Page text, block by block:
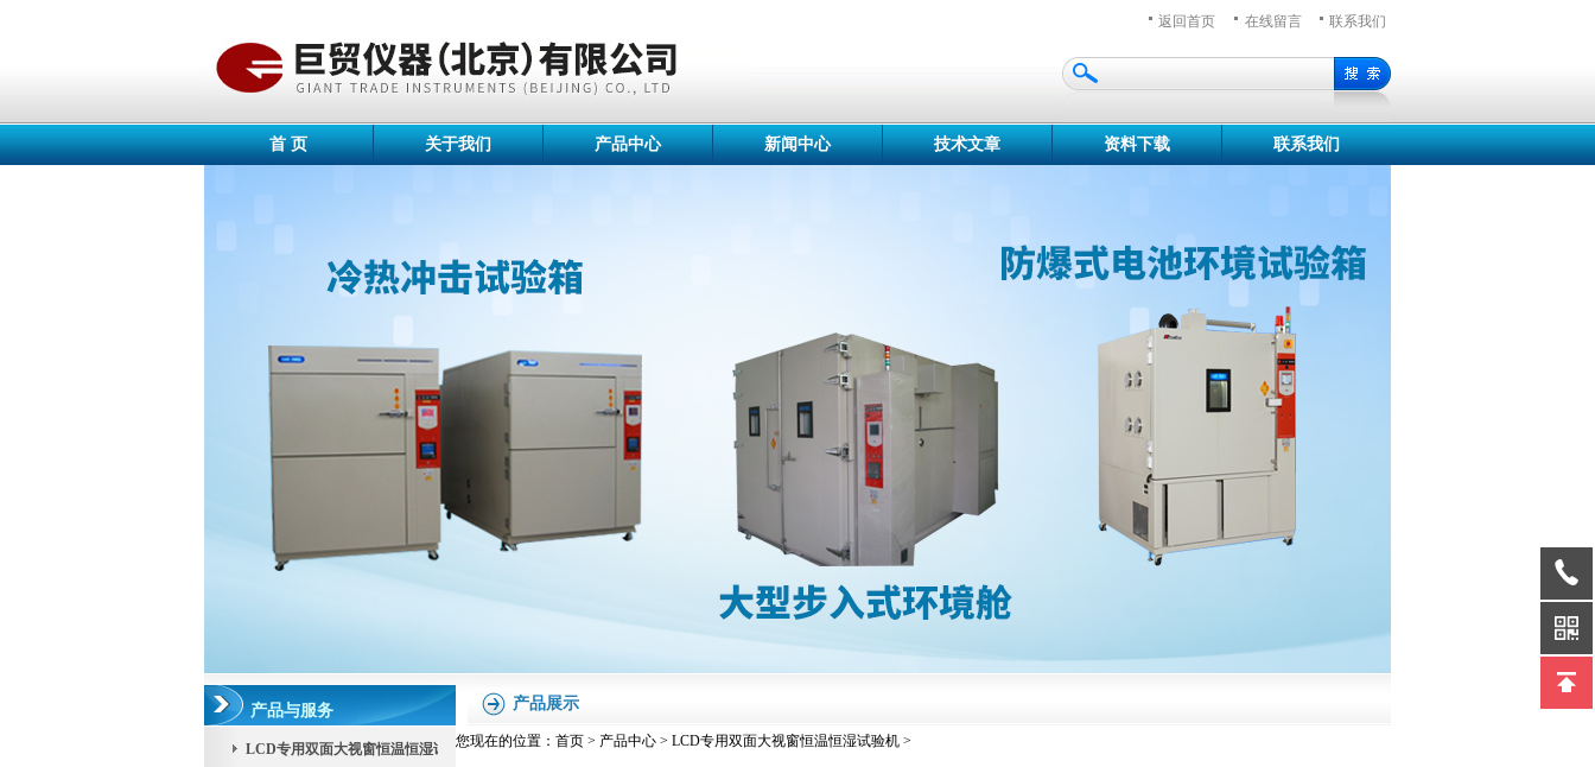
返回首页 在线留言 联系我们
首 页 关于我们 产品中心 新闻中心 技术文章 资料下载 联系我们
产品与服务
LCD专用双面大视窗恒温恒湿试验机
产品展示
您现在的位置： 首页 > 产品中心 > LCD专用双面大视窗恒温恒湿试验机 >